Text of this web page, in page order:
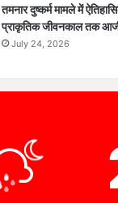
तमनार दुष्कर्म मामले में
प्राकृतिक जीवनकाल तक
July 24, 2026